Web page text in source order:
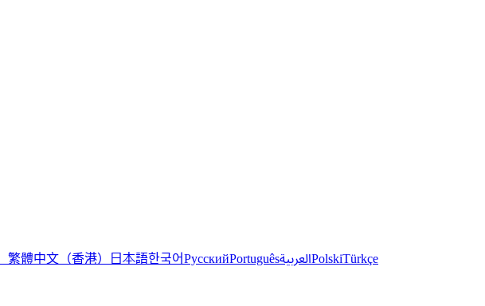
繁體中文（香港） 日本語한국어РусскийPortuguêsالعربيةPolskiTürkçe